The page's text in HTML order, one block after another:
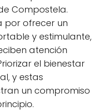
Compostela.
ofrecer un
y estimulante,
atención
el bienestar
y estas
un compromiso